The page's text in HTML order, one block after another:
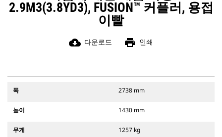
2.9M3(3.8YD3), FUSION™ 커플러, 용접
이빨
cloud_download 다운로드 print 인쇄
폭 2738 mm
높이 1430 mm
무게 1257 kg